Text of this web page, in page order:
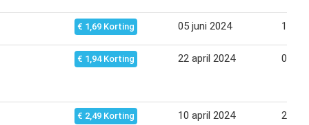
€ 1,69 Korting 05 juni 2024 18
€ 1,94 Korting 22 april 2024 07
€ 2,49 Korting 10 april 2024 23